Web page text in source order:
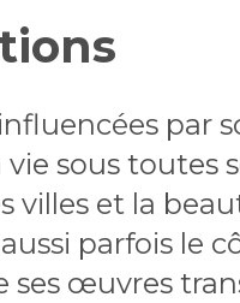
par
sous toutes
villes et la
parfois le
ses œuvres